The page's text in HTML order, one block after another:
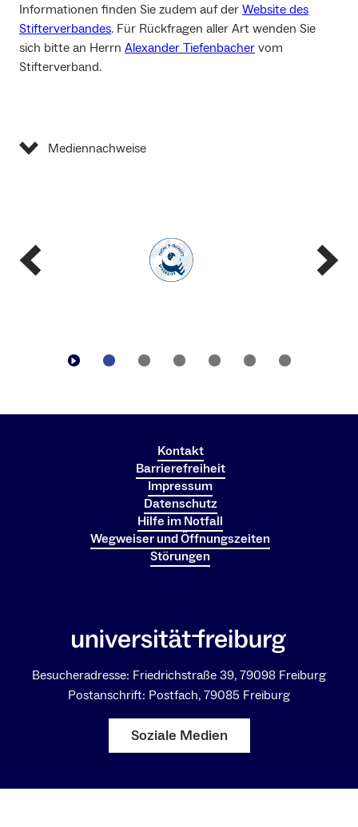
Informationen finden Sie zudem auf der Website des
Stifterverbandes. Für Rückfragen aller Art wenden Sie
sich bitte an Herrn Alexander Tiefenbacher vom
Stifterverband.
Mediennachweise
Kontakt
Barrierefreiheit
Impressum
Datenschutz
Hilfe im Notfall
Wegweiser und Öffnungszeiten
Störungen
Besucheradresse: Friedrichstraße 39, 79098 Freiburg
Postanschrift: Postfach, 79085 Freiburg
Soziale Medien